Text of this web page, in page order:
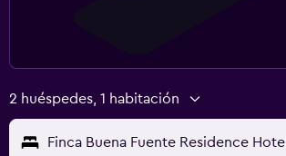
2 huéspedes, 1 habitación
Finca Buena Fuente Residence Hotel